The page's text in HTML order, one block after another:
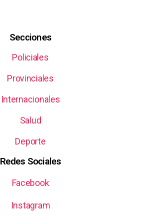
Secciones
Policiales
Provinciales
Internacionales
Salud
Deporte
Redes Sociales
Facebook
Instagram